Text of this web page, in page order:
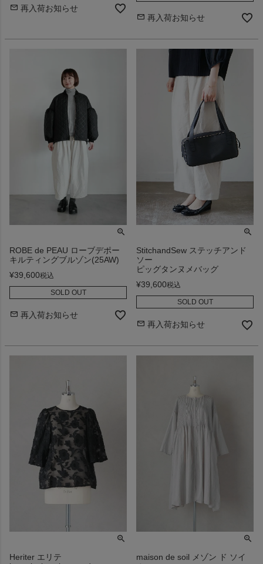
再入荷お知らせ
再入荷お知らせ
ROBE de PEAU ローブデポー
キルティングブルゾン(25AW)
¥39,600税込
SOLD OUT
再入荷お知らせ
StitchandSew ステッチアンド
ソー
ピッグタンヌメバッグ
¥39,600税込
SOLD OUT
再入荷お知らせ
Heriter エリテ
maison de soil メゾン ド ソイ